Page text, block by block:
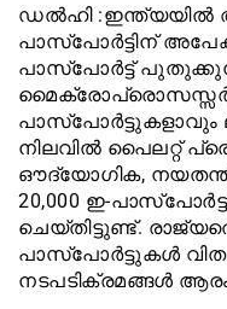
ഡൽഹി
പാസ്പോര്‍ട്ടിന്
പാസ്പോര്‍ട്ട്
മൈക്രോപ്രൊസസ്സര്‍
പാസ്പോര്‍ട്ടുകളാവും
നിലവിൽ പൈലറ്റ്
ഔദ്യോഗിക,
20,000 ഇ-
ചെയ്തിട്ടുണ്ട്.
പാസ്പോര്‍ട്ടുകള്‍
നടപടിക്രമങ്ങള്‍